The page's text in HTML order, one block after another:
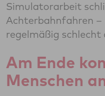
Simulatorarbeit
Achterbahnfahren –
regelmäßig schlecht
Am Ende
Menschen